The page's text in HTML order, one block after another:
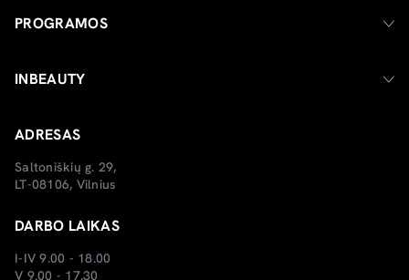
PROGRAMOS
INBEAUTY
ADRESAS
Saltoniškių g. 29,
LT-08106, Vilnius
DARBO LAIKAS
I-IV 9.00 - 18.00
V 9.00 - 17.30